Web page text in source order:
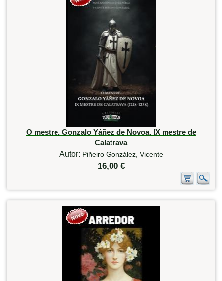
O mestre. Gonzalo Yáñez de Novoa. IX mestre de
Calatrava
Autor: Piñeiro González, Vicente
16,00 €